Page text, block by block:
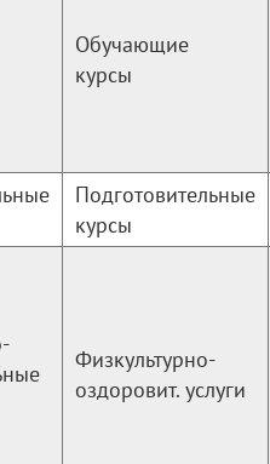
Обучающие
курсы
Подготовительные
курсы
Физкультурно-
оздоровит. услуги